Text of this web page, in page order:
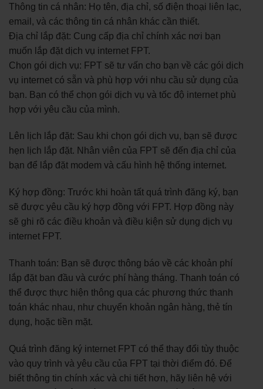
Thông tin cá nhân: Họ tên, địa chỉ, số điện thoại liên lạc,
email, và các thông tin cá nhân khác cần thiết.
Địa chỉ lắp đặt: Cung cấp địa chỉ chính xác nơi bạn
muốn lắp đặt dịch vụ internet FPT.
Chọn gói dịch vụ: FPT sẽ tư vấn cho bạn về các gói dịch
vụ internet có sẵn và phù hợp với nhu cầu sử dụng của
bạn. Bạn có thể chọn gói dịch vụ và tốc độ internet phù
hợp với yêu cầu của mình.
Lên lịch lắp đặt: Sau khi chọn gói dịch vụ, bạn sẽ được
hẹn lịch lắp đặt. Nhân viên của FPT sẽ đến địa chỉ của
bạn để lắp đặt modem và cấu hình hệ thống internet.
Ký hợp đồng: Trước khi hoàn tất quá trình đăng ký, bạn
sẽ được yêu cầu ký hợp đồng với FPT. Hợp đồng này
sẽ ghi rõ các điều khoản và điều kiện sử dụng dịch vụ
internet FPT.
Thanh toán: Bạn sẽ được thông báo về các khoản phí
lắp đặt ban đầu và cước phí hàng tháng. Thanh toán có
thể được thực hiện thông qua các phương thức thanh
toán khác nhau, như chuyển khoản ngân hàng, thẻ tín
dụng, hoặc tiền mặt.
Quá trình đăng ký internet FPT có thể thay đổi tùy thuộc
vào quy trình và yêu cầu của FPT tại thời điểm đó. Để
biết thông tin chính xác và chi tiết hơn, hãy liên hệ với